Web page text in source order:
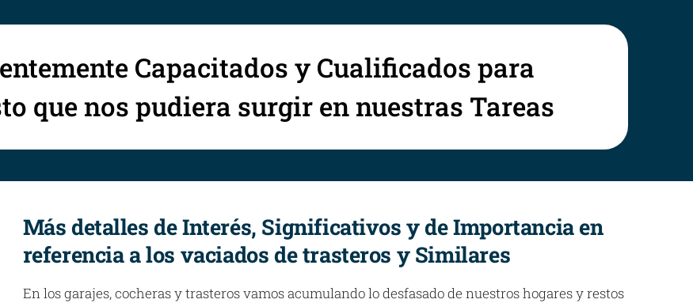
Capacitados y Cualificados para
que nos pudiera surgir en nuestras Tareas
Más detalles de Interés, Significativos y de Importancia en
referencia a los vaciados de trasteros y Similares
En los garajes, cocheras y trasteros vamos acumulando lo desfasado de nuestros hogares y restos